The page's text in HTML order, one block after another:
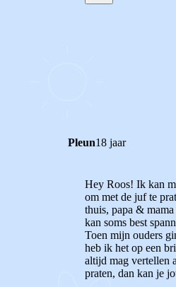
Pleun18 jaar
Hey Roos! Ik kan
om met de juf te
thuis, papa &
kan soms best
Toen mijn ouders
heb ik het op een
altijd mag vertellen
praten, dan kan je